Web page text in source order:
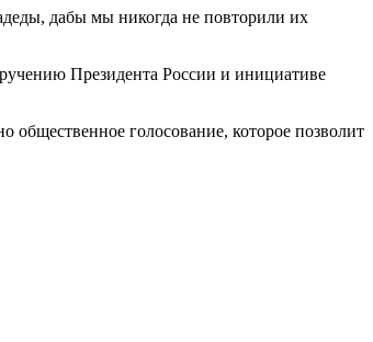
дабы мы никогда не повторили их
Президента России и инициативе
общественное голосование, которое позволит